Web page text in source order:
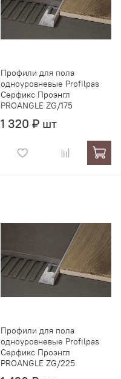
Профили для пола
одноуровневые Profilpas
Серфикс Проэнгл
PROANGLE ZG/175
1 320 ₽ шт
Профили для пола
одноуровневые Profilpas
Серфикс Проэнгл
PROANGLE ZG/225